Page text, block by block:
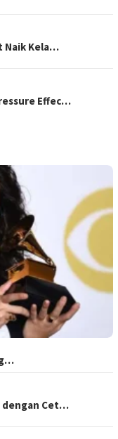
Naik Kela…
Effec…
dengan Cet…